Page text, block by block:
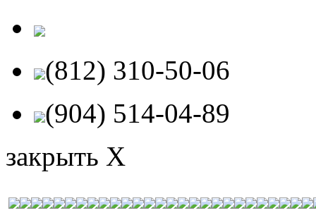
(812) 310-50-06
(904) 514-04-89
закрыть X